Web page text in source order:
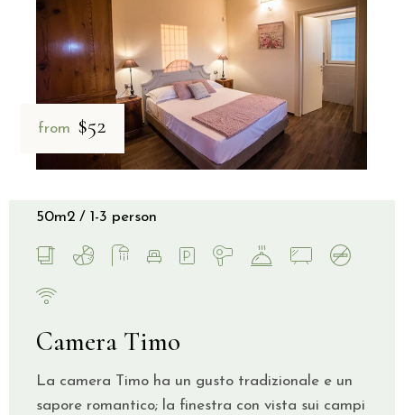
from $52
Camera Timo
La camera Timo ha un gusto tradizionale e un
sapore romantico; la finestra con vista sui campi
50m2 1-3 person